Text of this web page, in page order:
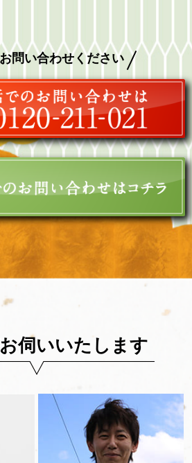
問い合わせください
伺いいたします